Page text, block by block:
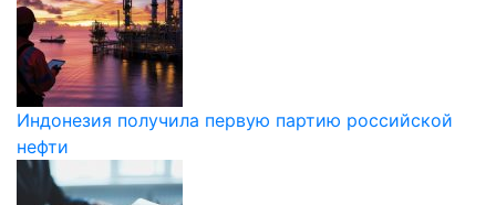
Индонезия получила первую партию российской
нефти